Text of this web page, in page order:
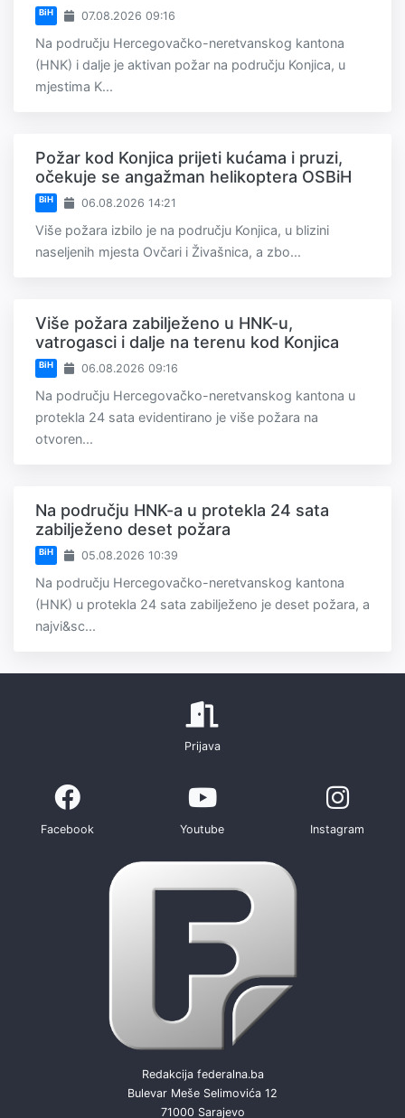
BiH 07.08.2026 09:16
Na području Hercegovačko-neretvanskog kantona
(HNK) i dalje je aktivan požar na području Konjica, u
mjestima K...
Požar kod Konjica prijeti kućama i pruzi,
očekuje se angažman helikoptera OSBiH
BiH 06.08.2026 14:21
Više požara izbilo je na području Konjica, u blizini
naseljenih mjesta Ovčari i Živašnica, a zbo...
Više požara zabilježeno u HNK-u,
vatrogasci i dalje na terenu kod Konjica
BiH 06.08.2026 09:16
Na području Hercegovačko-neretvanskog kantona u
protekla 24 sata evidentirano je više požara na
otvoren...
Na području HNK-a u protekla 24 sata
zabilježeno deset požara
BiH 05.08.2026 10:39
Na području Hercegovačko-neretvanskog kantona
(HNK) u protekla 24 sata zabilježeno je deset požara, a
najvi&sc...
Prijava
Facebook Youtube Instagram
Redakcija federalna.ba
Bulevar Meše Selimovića 12
71000 Sarajevo